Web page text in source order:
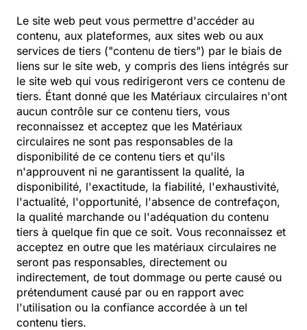
Le site web peut vous permettre d'accéder au
contenu, aux plateformes, aux sites web ou aux
services de tiers ("contenu de tiers") par le biais de
liens sur le site web, y compris des liens intégrés sur
le site web qui vous redirigeront vers ce contenu de
tiers. Étant donné que les Matériaux circulaires n'ont
aucun contrôle sur ce contenu tiers, vous
reconnaissez et acceptez que les Matériaux
circulaires ne sont pas responsables de la
disponibilité de ce contenu tiers et qu'ils
n'approuvent ni ne garantissent la qualité, la
disponibilité, l'exactitude, la fiabilité, l'exhaustivité,
l'actualité, l'opportunité, l'absence de contrefaçon,
la qualité marchande ou l'adéquation du contenu
tiers à quelque fin que ce soit. Vous reconnaissez et
acceptez en outre que les matériaux circulaires ne
seront pas responsables, directement ou
indirectement, de tout dommage ou perte causé ou
prétendument causé par ou en rapport avec
l'utilisation ou la confiance accordée à un tel
contenu tiers.